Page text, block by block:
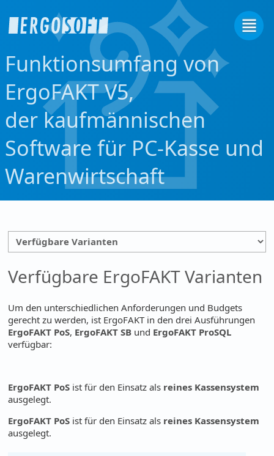
Funktionsumfang von
ErgoFAKT V5,
der kaufmännischen
Software für PC-Kasse und
Warenwirtschaft
Verfügbare ErgoFAKT Varianten
Um den unterschiedlichen Anforderungen und Budgets
gerecht zu werden, ist ErgoFAKT in den drei Ausführungen
ErgoFAKT PoS, ErgoFAKT SB und ErgoFAKT ProSQL
verfügbar:
ErgoFAKT PoS ist für den Einsatz als reines Kassensystem
ausgelegt.
ErgoFAKT PoS ist für den Einsatz als reines Kassensystem
ausgelegt.